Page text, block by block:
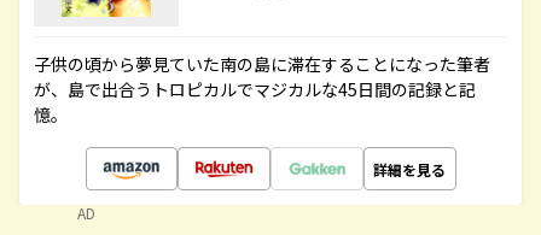
子供の頃から夢見ていた南の島に滞在することになった筆者
が、島で出合うトロピカルでマジカルな45日間の記録と記
憶。
詳細を見る
AD